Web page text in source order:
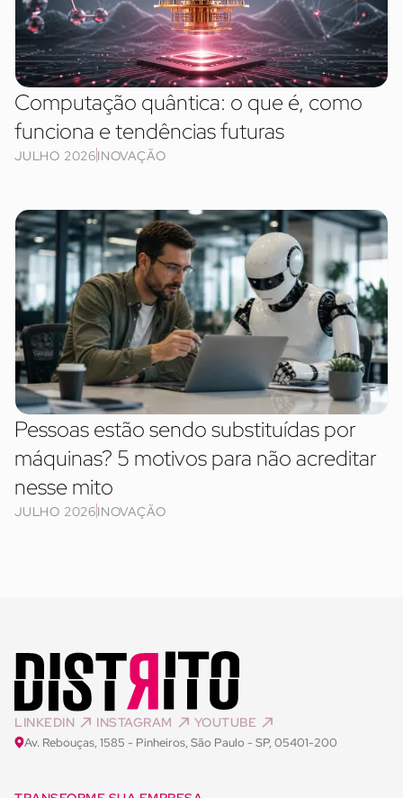
Computação quântica: o que é, como
funciona e tendências futuras
JULHO 2026INOVAÇÃO
Pessoas estão sendo substituídas por
máquinas? 5 motivos para não acreditar
nesse mito
JULHO 2026INOVAÇÃO
LINKEDIN INSTAGRAM YOUTUBE
Av. Rebouças, 1585 - Pinheiros, São Paulo - SP, 05401-200